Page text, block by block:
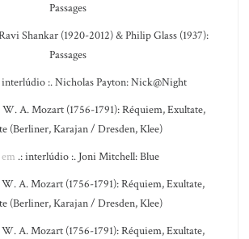
Passages
Shankar (1920-2012) & Philip Glass (1937):
Passages
interlúdio :. Nicholas Payton: Nick@Night
W. A. Mozart (1756-1791): Réquiem, Exultate,
(Berliner, Karajan / Dresden, Klee)
.: interlúdio :. Joni Mitchell: Blue
W. A. Mozart (1756-1791): Réquiem, Exultate,
(Berliner, Karajan / Dresden, Klee)
W. A. Mozart (1756-1791): Réquiem, Exultate,